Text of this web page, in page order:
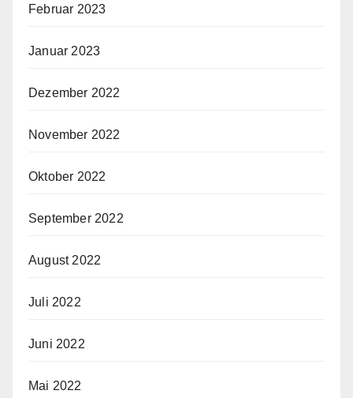
Februar 2023
Januar 2023
Dezember 2022
November 2022
Oktober 2022
September 2022
August 2022
Juli 2022
Juni 2022
Mai 2022